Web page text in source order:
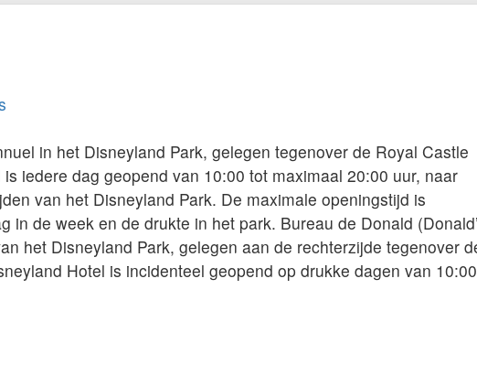
in het Disneyland Park, gelegen tegenover de Royal Castle
iedere dag geopend van 10:00 tot maximaal 20:00 uur, naar
van het Disneyland Park. De maximale openingstijd is
in de week en de drukte in het park. Bureau de Donald
het Disneyland Park, gelegen aan de rechterzijde tegenover
Hotel is incidenteel geopend op drukke dagen van 10:00